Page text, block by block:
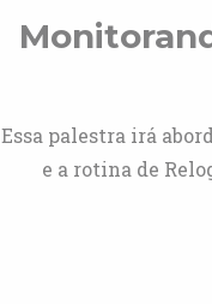
Essa palestra irá
e a rotina de